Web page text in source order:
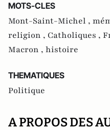
MOTS-CLES
Mont-Saint-Michel ,
religion , Catholiques ,
Macron , histoire
THEMATIQUES
Politique
A PROPOS DES